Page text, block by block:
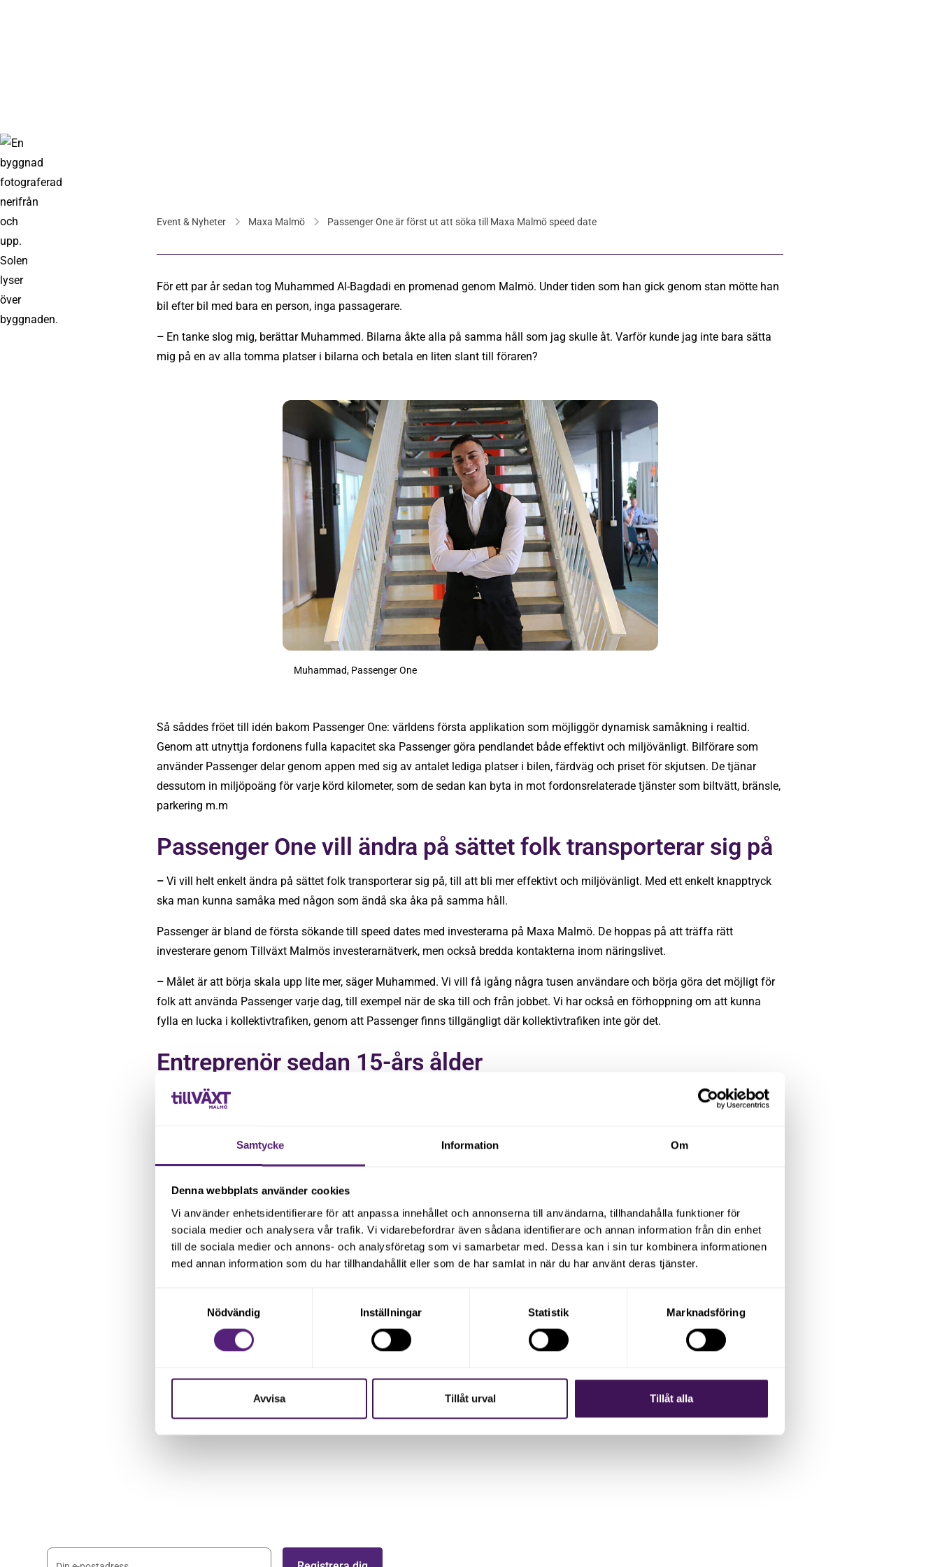
Samtycke Information Om
Denna webbplats använder cookies
Vi använder enhetsidentifierare för att anpassa innehållet och annonserna till användarna, tillhandahålla funktioner för
sociala medier och analysera vår trafik. Vi vidarebefordrar även sådana identifierare och annan information från din enhet
till de sociala medier och annons- och analysföretag som vi samarbetar med. Dessa kan i sin tur kombinera informationen
med annan information som du har tillhandahållit eller som de har samlat in när du har använt deras tjänster.
Nödvändig
Inställningar Statistik Marknadsföring
Avvisa Tillåt urval Tillåt alla
Event & Nyheter Maxa Malmö Passenger One är först ut att söka till Maxa Malmö speed date
För ett par år sedan tog Muhammed Al-Bagdadi en promenad genom Malmö. Under tiden som han gick genom stan mötte han
bil efter bil med bara en person, inga passagerare.
– En tanke slog mig, berättar Muhammed. Bilarna åkte alla på samma håll som jag skulle åt. Varför kunde jag inte bara sätta
mig på en av alla tomma platser i bilarna och betala en liten slant till föraren?
Muhammad, Passenger One
Så såddes fröet till idén bakom Passenger One: världens första applikation som möjliggör dynamisk samåkning i realtid.
Genom att utnyttja fordonens fulla kapacitet ska Passenger göra pendlandet både effektivt och miljövänligt. Bilförare som
använder Passenger delar genom appen med sig av antalet lediga platser i bilen, färdväg och priset för skjutsen. De tjänar
dessutom in miljöpoäng för varje körd kilometer, som de sedan kan byta in mot fordonsrelaterade tjänster som biltvätt, bränsle,
parkering m.m
Passenger One vill ändra på sättet folk transporterar sig på
– Vi vill helt enkelt ändra på sättet folk transporterar sig på, till att bli mer effektivt och miljövänligt. Med ett enkelt knapptryck
ska man kunna samåka med någon som ändå ska åka på samma håll.
Passenger är bland de första sökande till speed dates med investerarna på Maxa Malmö. De hoppas på att träffa rätt
investerare genom Tillväxt Malmös investerarnätverk, men också bredda kontakterna inom näringslivet.
– Målet är att börja skala upp lite mer, säger Muhammed. Vi vill få igång några tusen användare och börja göra det möjligt för
folk att använda Passenger varje dag, till exempel när de ska till och från jobbet. Vi har också en förhoppning om att kunna
fylla en lucka i kollektivtrafiken, genom att Passenger finns tillgängligt där kollektivtrafiken inte gör det.
Entreprenör sedan 15-års ålder
Muhammad är en driven entreprenör sedan ung ålder; redan som 15-åring startade han sitt första företag. Idag är han 22 år och
Vi på Tillväxt Malmö välkomnar Passenger till startfältet för Maxa Malmö, och önskar Muhammed all lycka till!
Dela gärna inlägget
Håll dig uppdaterad med våra